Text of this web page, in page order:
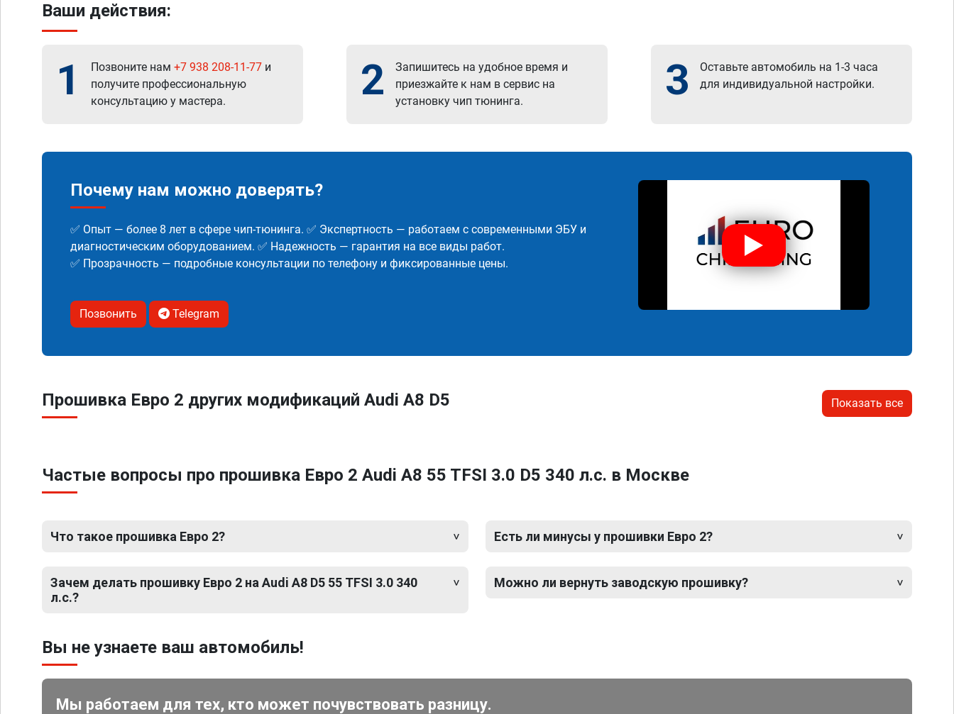
Ваши действия:
1 Позвоните нам +7 938 208-11-77 и
получите профессиональную
консультацию у мастера.
2
Запишитесь на удобное время и
приезжайте к нам в сервис на
установку чип тюнинга.
3
Оставьте автомобиль на 1-3 часа
для индивидуальной настройки.
Почему нам можно доверять?
✅ Опыт — более 8 лет в сфере чип-тюнинга. ✅ Экспертность — работаем с современными ЭБУ и
диагностическим оборудованием. ✅ Надежность — гарантия на все виды работ.
✅ Прозрачность — подробные консультации по телефону и фиксированные цены.
Позвонить Telegram
Прошивка Евро 2 других модификаций Audi A8 D5 Показать все
Частые вопросы про прошивка Евро 2 Audi A8 55 TFSI 3.0 D5 340 л.с. в Москве
Что такое прошивка Евро 2?
Зачем делать прошивку Евро 2 на Audi A8 D5 55 TFSI 3.0 340
л.с.?
Есть ли минусы у прошивки Евро 2?
Можно ли вернуть заводскую прошивку?
Вы не узнаете ваш автомобиль!
Мы работаем для тех, кто может почувствовать разницу.